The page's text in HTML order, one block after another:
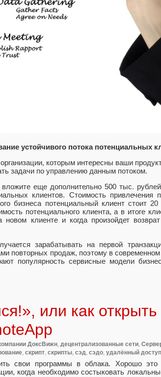
устойчивого потока потенциальных
которым интересны ваши
задачи по управлению данным потоком.
еще дополнительно 500 тыс.
клиентов. Стоимость привлечения
бизнеса потенциальный клиент стоит
потенциального клиента, а в итоге
клиенте и когда произойдет
зарабатывать на первой
повторных продаж, поэтому в
популярность сервисные модели
или как открыть
ДоксВижн, децентрализованные сети,
, скрипт, скрипты, сэд, сэдо, удалённый доступ
свои программы в облака. Хорошо
когда необходимо состыковать